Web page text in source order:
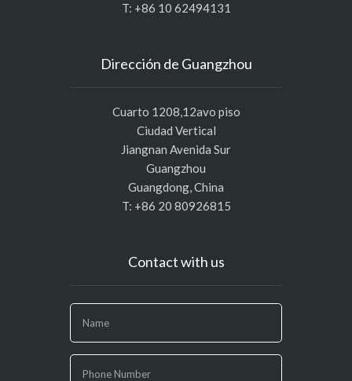
T: +86 10 62494131
Dirección de Guangzhou
Cuarto 1208,12avo piso
Ciudad Vertical
Jiangnan Avenida Sur
Guangzhou
Guangdong, China
T: +86 20 80926815
Contact with us
you
are
human,